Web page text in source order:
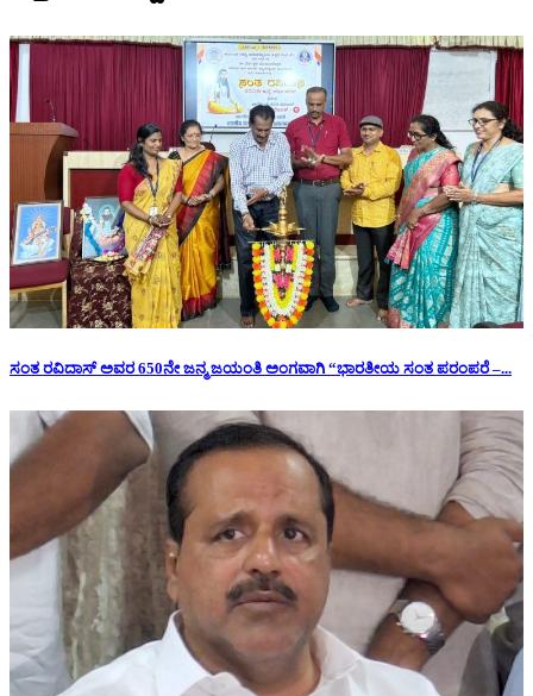
ಸಂತ ರವಿದಾಸ್ ಅವರ 650ನೇ ಜನ್ಮ ಜಯಂತಿ ಅಂಗವಾಗಿ “ಭಾರತೀಯ ಸಂತ ಪರಂಪರೆ –...